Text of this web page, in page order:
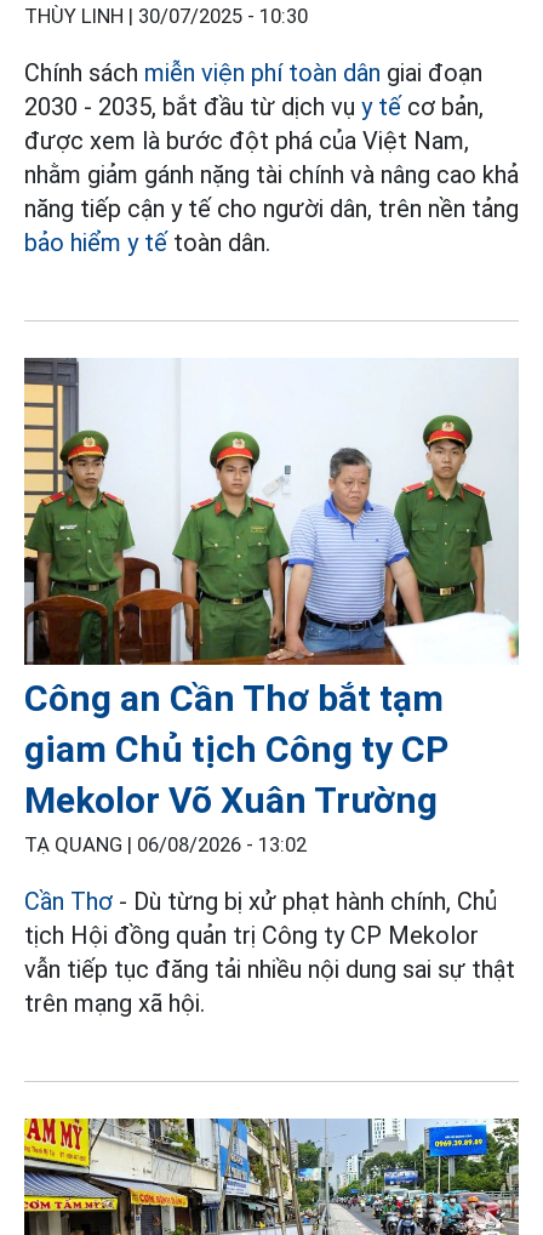
THÙY LINH | 30/07/2025 - 10:30
Chính sách miễn viện phí toàn dân giai đoạn
2030 - 2035, bắt đầu từ dịch vụ y tế cơ bản,
được xem là bước đột phá của Việt Nam,
nhằm giảm gánh nặng tài chính và nâng cao khả
năng tiếp cận y tế cho người dân, trên nền tảng
bảo hiểm y tế toàn dân.
Công an Cần Thơ bắt tạm
giam Chủ tịch Công ty CP
Mekolor Võ Xuân Trường
TẠ QUANG | 06/08/2026 - 13:02
Cần Thơ - Dù từng bị xử phạt hành chính, Chủ
tịch Hội đồng quản trị Công ty CP Mekolor
vẫn tiếp tục đăng tải nhiều nội dung sai sự thật
trên mạng xã hội.